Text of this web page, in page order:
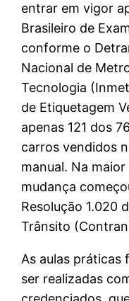
entrar em vigor
Brasileiro de
conforme o
Nacional de
Tecnologia
de Etiquetagem
apenas 121 dos
carros vendidos
manual. Na
mudança
Resolução 1.020
Trânsito
As aulas práticas
ser realizadas